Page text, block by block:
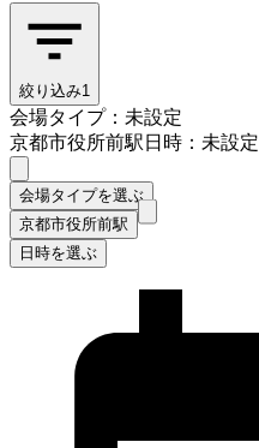
絞り込み1
会場タイプ：未設定
京都市役所前駅日時：未設定
会場タイプを選ぶ
京都市役所前駅
日時を選ぶ